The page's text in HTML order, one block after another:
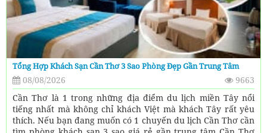
Tổng Hợp Khách Sạn Cần Thơ 3 Sao Phòng Đẹp Gần Trung Tâm
08/08/2026
9663
Cần Thơ là 1 trong những địa điểm du lịch miền Tây nổi
tiếng nhất mà không chỉ khách Việt mà khách Tây rất yêu
thích. Nếu bạn đang muốn có 1 chuyến du lịch Cần Thơ cần